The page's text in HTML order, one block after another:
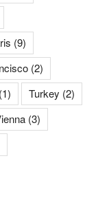
(9)
(2)
(1) Turkey (2)
(3)